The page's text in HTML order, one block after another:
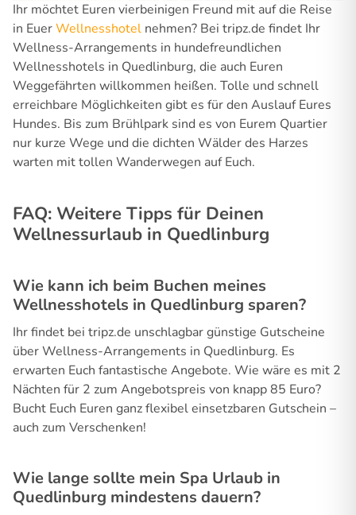
Ihr möchtet Euren vierbeinigen Freund mit auf die Reise
in EuerWellnesshotel nehmen? Bei tripz.de findet Ihr
Wellness-Arrangements in hundefreundlichen
Wellnesshotels in Quedlinburg, die auch Euren
Weggefährten willkommen heißen. Tolle und schnell
erreichbare Möglichkeiten gibt es für den Auslauf Eures
Hundes. Bis zum Brühlpark sind es von Eurem Quartier
nur kurze Wege und die dichten Wälder des Harzes
warten mit tollen Wanderwegen auf Euch.
FAQ: Weitere Tipps für Deinen
Wellnessurlaub in Quedlinburg
Wie kann ich beim Buchen meines
Wellnesshotels in Quedlinburg sparen?
Ihr findet bei tripz.de unschlagbar günstige Gutscheine
über Wellness-Arrangements in Quedlinburg. Es
erwarten Euch fantastische Angebote. Wie wäre es mit 2
Nächten für 2 zum Angebotspreis von knapp 85 Euro?
Bucht Euch Euren ganz flexibel einsetzbaren Gutschein –
auch zum Verschenken!
Wie lange sollte mein Spa Urlaub in
Quedlinburg mindestens dauern?